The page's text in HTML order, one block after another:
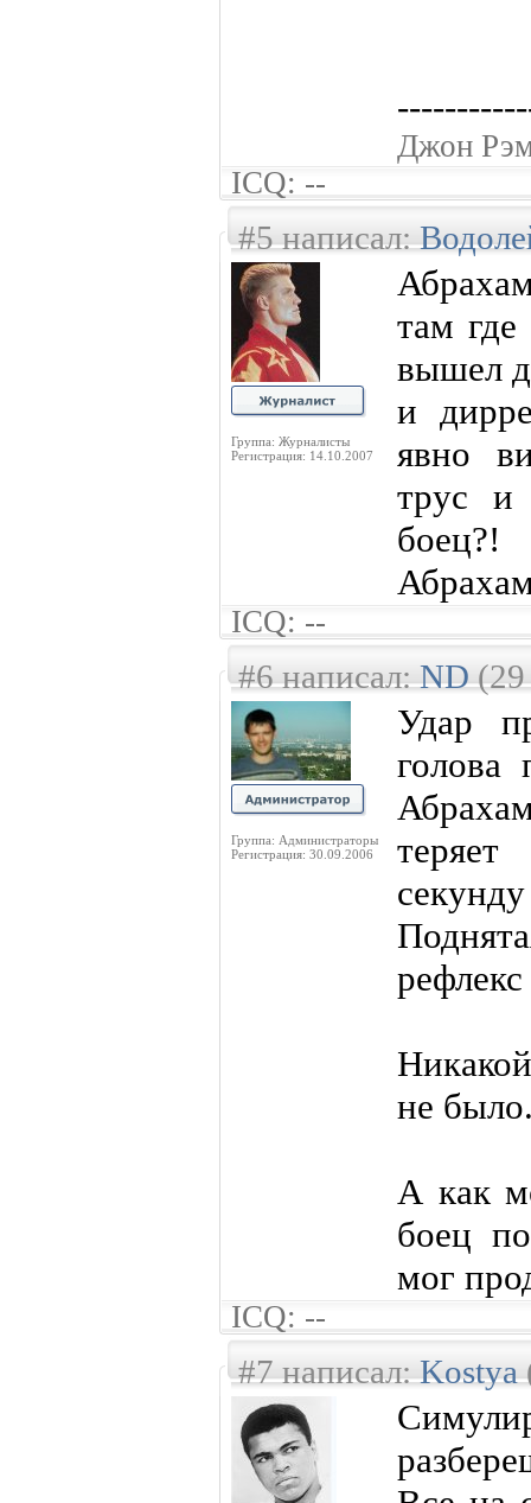
Джон
ICQ: --
#5 написал:
Группа: Журналисты
Регистрация: 14.10.2007
там
вышел
и
явно
трус и
боец?!
ICQ: --
#6 написал:ND(29
Группа: Администраторы
Регистрация: 30.09.2006
Удар
голова
не
А как
боец
мог
ICQ: --
#7 написал:Kostya